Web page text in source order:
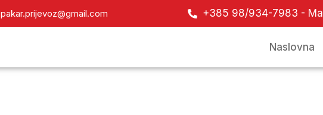
pakar.prijevoz@gmail.com +385 98/934-7983 -
Naslovna